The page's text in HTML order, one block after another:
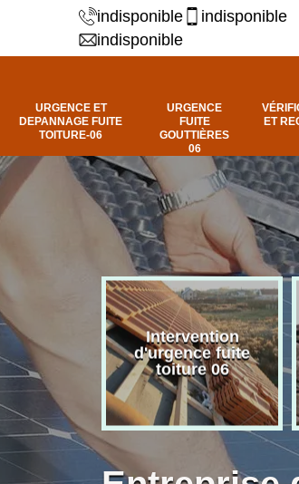
indisponible
indisponible
indisponible
URGENCE ET
DEPANNAGE FUITE
TOITURE-06
URGENCE
FUITE
GOUTTIÈRES
06
ET
de
06
Intervention
d'urgence fuite
toiture 06